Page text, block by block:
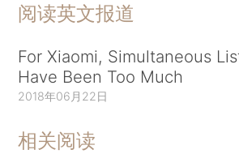
阅读英文报道
For Xiaomi, Simultaneous
Have Been Too Much
2018年06月22日
相关阅读